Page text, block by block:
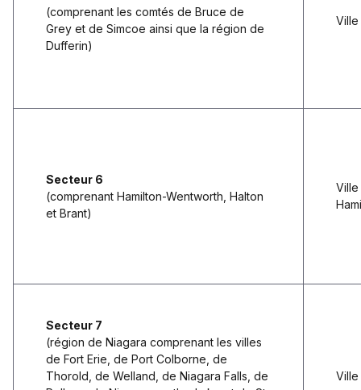
(comprenant les comtés de Bruce de
Grey et de Simcoe ainsi que la région de
Dufferin)
Secteur 6
(comprenant Hamilton-Wentworth, Halton
et Brant)
Secteur 7
(région de Niagara comprenant les villes
de Fort Erie, de Port Colborne, de
Thorold, de Welland, de Niagara Falls, de